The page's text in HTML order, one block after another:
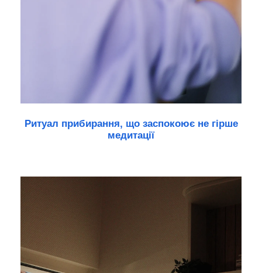
Ритуал прибирання, що заспокоює не гірше
медитації